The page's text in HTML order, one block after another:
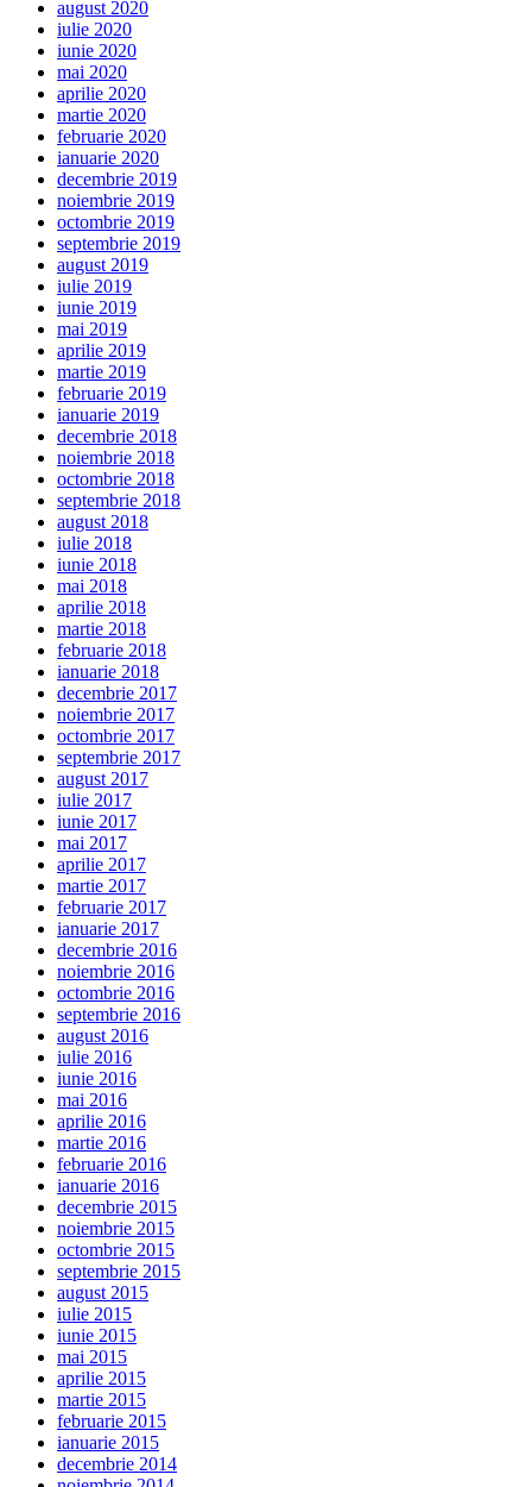
august 2020
iulie 2020
iunie 2020
mai 2020
aprilie 2020
martie 2020
februarie 2020
ianuarie 2020
decembrie 2019
noiembrie 2019
octombrie 2019
septembrie 2019
august 2019
iulie 2019
iunie 2019
mai 2019
aprilie 2019
martie 2019
februarie 2019
ianuarie 2019
decembrie 2018
noiembrie 2018
octombrie 2018
septembrie 2018
august 2018
iulie 2018
iunie 2018
mai 2018
aprilie 2018
martie 2018
februarie 2018
ianuarie 2018
decembrie 2017
noiembrie 2017
octombrie 2017
septembrie 2017
august 2017
iulie 2017
iunie 2017
mai 2017
aprilie 2017
martie 2017
februarie 2017
ianuarie 2017
decembrie 2016
noiembrie 2016
octombrie 2016
septembrie 2016
august 2016
iulie 2016
iunie 2016
mai 2016
aprilie 2016
martie 2016
februarie 2016
ianuarie 2016
decembrie 2015
noiembrie 2015
octombrie 2015
septembrie 2015
august 2015
iulie 2015
iunie 2015
mai 2015
aprilie 2015
martie 2015
februarie 2015
ianuarie 2015
decembrie 2014